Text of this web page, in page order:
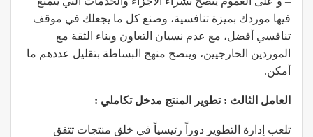
فيها موردك بميزة تنافسية، وصنع كل ما يجعلك في موقف
تنافسي أفضل، مع عدم نسيان التعاون وبناء الثقة مع
الموردين الخارجيين، وينصح منهج البساطة بتقليل عددهم ما
أمكن.
العامل الثالث : تطوير المنتج مدخل تكاملي :
تلعب إدارة التطوير دوراً رئيسياً في خلق منتجات تتفق